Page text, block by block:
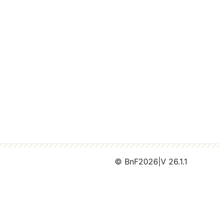
© BnF2026 V 26.1.1